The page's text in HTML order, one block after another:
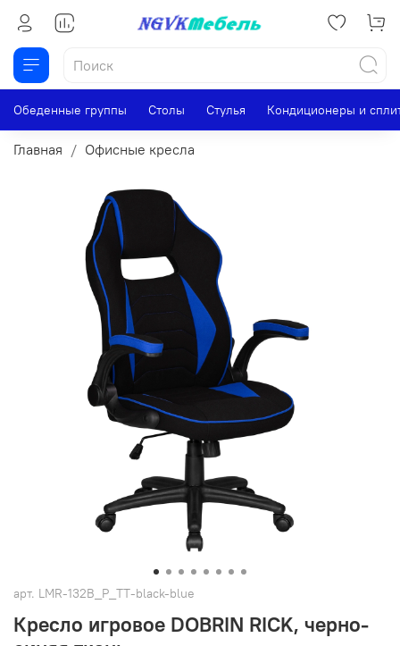
Обеденные группы Столы Стулья Кондиционеры и
Главная Офисные кресла
арт. LMR-132B_P_TT-black-blue
Кресло игровое DOBRIN RICK, черно-